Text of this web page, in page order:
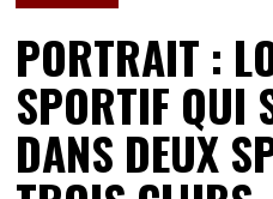
PORTRAIT :
SPORTIF QUI
DANS DEUX